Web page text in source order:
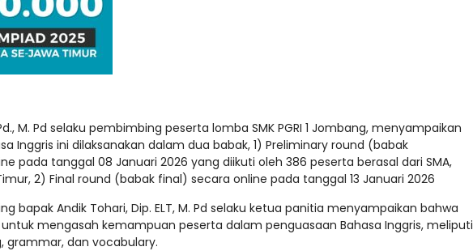
M. Pd selaku pembimbing peserta lomba SMK PGRI 1 Jombang, menyampaikan
Inggris ini dilaksanakan dalam dua babak, 1) Preliminary round (babak
pada tanggal 08 Januari 2026 yang diikuti oleh 386 peserta berasal dari SMA,
2) Final round (babak final) secara online pada tanggal 13 Januari 2026
bapak Andik Tohari, Dip. ELT, M. Pd selaku ketua panitia menyampaikan bahwa
mengasah kemampuan peserta dalam penguasaan Bahasa Inggris, meliputi
grammar, dan vocabulary.